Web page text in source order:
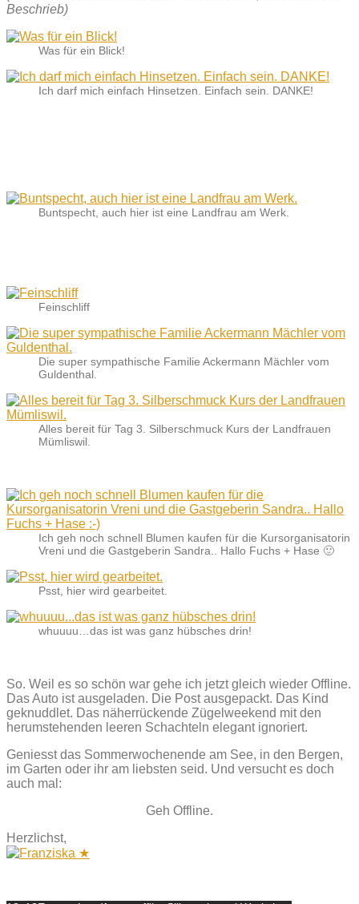
Beschrieb)
Was für ein Blick!
Ich darf mich einfach Hinsetzen. Einfach sein. DANKE!
Buntspecht, auch hier ist eine Landfrau am Werk.
Feinschliff
Die super sympathische Familie Ackermann Mächler vom
Guldenthal.
Alles bereit für Tag 3. Silberschmuck Kurs der Landfrauen
Mümliswil.
Ich geh noch schnell Blumen kaufen für die Kursorganisatorin
Vreni und die Gastgeberin Sandra.. Hallo Fuchs + Hase 🙂
Psst, hier wird gearbeitet.
whuuuu…das ist was ganz hübsches drin!
So. Weil es so schön war gehe ich jetzt gleich wieder Offline.
Das Auto ist ausgeladen. Die Post ausgepackt. Das Kind
geknuddlet. Das näherrückende Zügelweekend mit den
herumstehenden leeren Schachteln elegant ignoriert.
Geniesst das Sommerwochenende am See, in den Bergen,
im Garten oder ihr am liebsten seid. Und versucht es doch
auch mal:
Geh Offline.
Herzlichst,